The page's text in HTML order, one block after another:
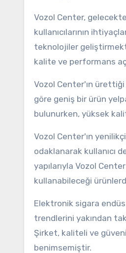
Vozol Center,
kullanıcılarının
teknolojiler
kalite ve performans
Vozol Center'ın ürettiği
göre geniş bir ürün
bulunurken, yüksek
Vozol Center'ın
odaklanarak kullanıcı
yapılarıyla Vozol
kullanabileceği
Elektronik sigara
trendlerini yakından
Şirket, kaliteli ve
benimsemiştir.